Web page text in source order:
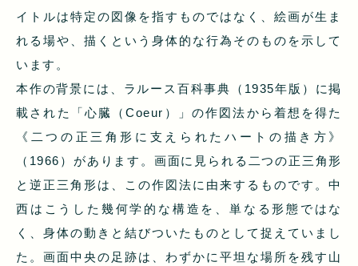
イトルは特定の図像を指すものではなく、絵画が生ま
れる場や、描くという身体的な行為そのものを示して
います。
本作の背景には、ラルース百科事典（1935年版）に掲
載された「心臓（Coeur）」の作図法から着想を得た
《二つの正三角形に支えられたハートの描き方》
（1966）があります。画面に見られる二つの正三角形
と逆正三角形は、この作図法に由来するものです。中
西はこうした幾何学的な構造を、単なる形態ではな
く、身体の動きと結びついたものとして捉えていまし
た。画面中央の足跡は、わずかに平坦な場所を残す山